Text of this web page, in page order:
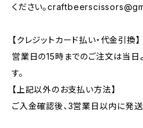
ください。
【クレジットカード払い・代金引換】
営業日の15時までのご注文は当日
す。
【上記以外のお支払い方法】
ご入金確認後、3営業日以内に発送